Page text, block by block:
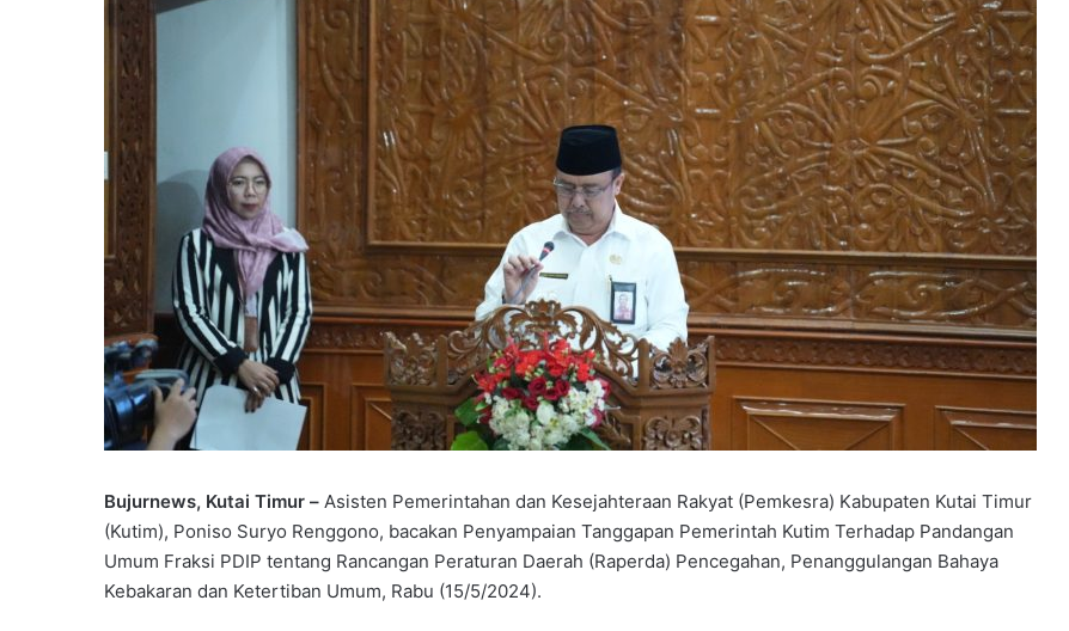
Bujurnews, Kutai Timur – Asisten Pemerintahan dan Kesejahteraan Rakyat (Pemkesra) Kabupaten Kutai Timur
(Kutim), Poniso Suryo Renggono, bacakan Penyampaian Tanggapan Pemerintah Kutim Terhadap Pandangan
Umum Fraksi PDIP tentang Rancangan Peraturan Daerah (Raperda) Pencegahan, Penanggulangan Bahaya
Kebakaran dan Ketertiban Umum, Rabu (15/5/2024).